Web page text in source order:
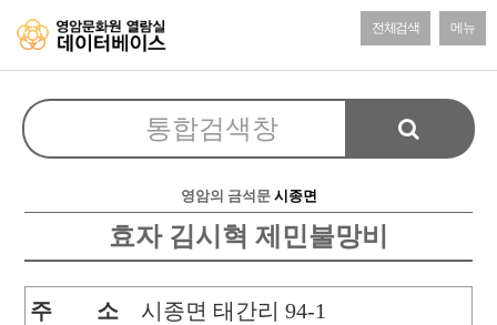
전체검색 메뉴
영암의 금석문 시종면
효자 김시혁 제민불망비
주 소
시종면 태간리 94-1